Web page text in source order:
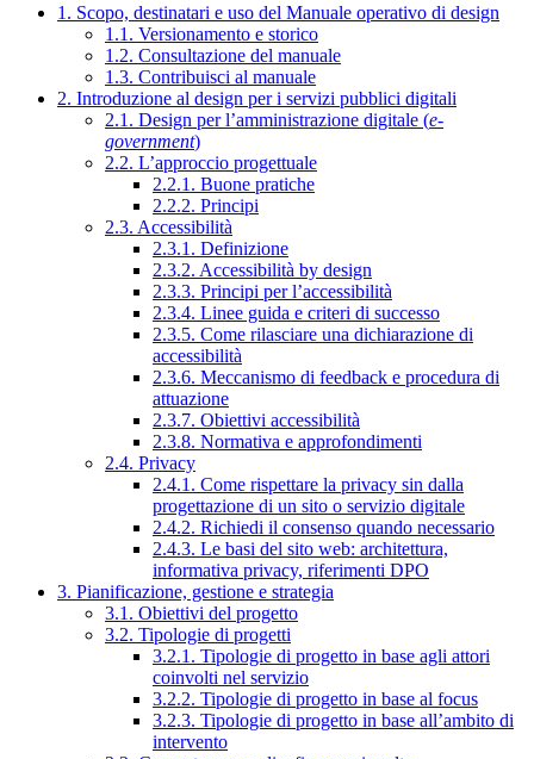
1. Scopo, destinatari e uso del Manuale operativo di design
1.1. Versionamento e storico
1.2. Consultazione del manuale
1.3. Contribuisci al manuale
2. Introduzione al design per i servizi pubblici digitali
2.1. Design per l’amministrazione digitale (e-
government)
2.2. L’approccio progettuale
2.2.1. Buone pratiche
2.2.2. Principi
2.3. Accessibilità
2.3.1. Definizione
2.3.2. Accessibilità by design
2.3.3. Principi per l’accessibilità
2.3.4. Linee guida e criteri di successo
2.3.5. Come rilasciare una dichiarazione di
accessibilità
2.3.6. Meccanismo di feedback e procedura di
attuazione
2.3.7. Obiettivi accessibilità
2.3.8. Normativa e approfondimenti
2.4. Privacy
2.4.1. Come rispettare la privacy sin dalla
progettazione di un sito o servizio digitale
2.4.2. Richiedi il consenso quando necessario
2.4.3. Le basi del sito web: architettura,
informativa privacy, riferimenti DPO
3. Pianificazione, gestione e strategia
3.1. Obiettivi del progetto
3.2. Tipologie di progetti
3.2.1. Tipologie di progetto in base agli attori
coinvolti nel servizio
3.2.2. Tipologie di progetto in base al focus
3.2.3. Tipologie di progetto in base all’ambito di
intervento